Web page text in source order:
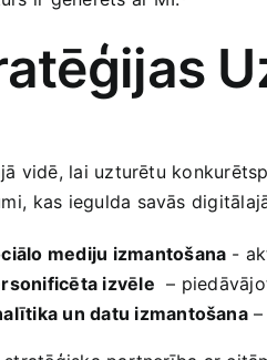
​vidē, lai uzturētu
kas iegulda savās
mediju izmantošana -‍
izvēle
–
un datu izmantošana–